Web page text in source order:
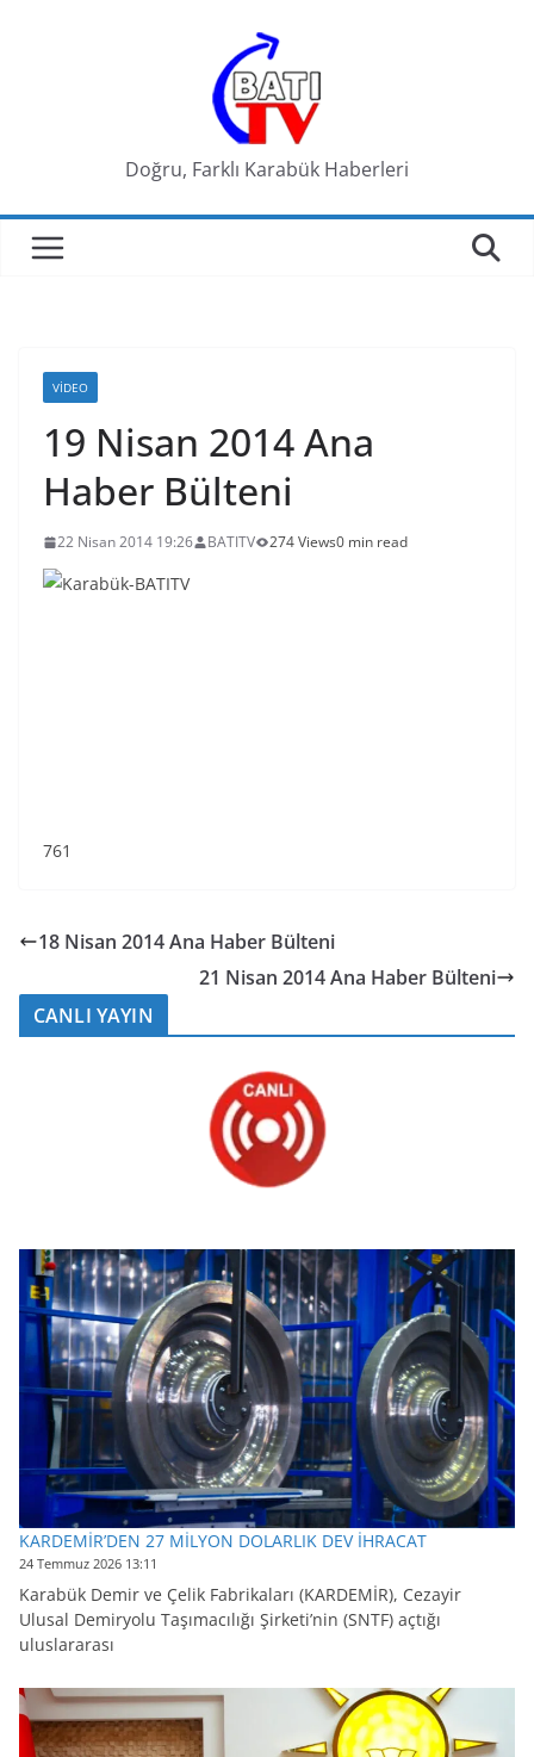
Doğru, Farklı Karabük Haberleri
VIDEO
19 Nisan 2014 Ana
Haber Bülteni
22 Nisan 2014 19:26 BATITV 274 Views0 min read
761
18 Nisan 2014 Ana Haber Bülteni
21 Nisan 2014 Ana Haber Bülteni
CANLI YAYIN
KARDEMİR’DEN 27 MİLYON DOLARLIK DEV İHRACAT
24 Temmuz 2026 13:11
Karabük Demir ve Çelik Fabrikaları (KARDEMİR), Cezayir
Ulusal Demiryolu Taşımacılığı Şirketi’nin (SNTF) açtığı
uluslararası